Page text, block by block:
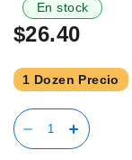
de
la
galería
imágenes.
En stock
$26.40
1 Dozen Precio